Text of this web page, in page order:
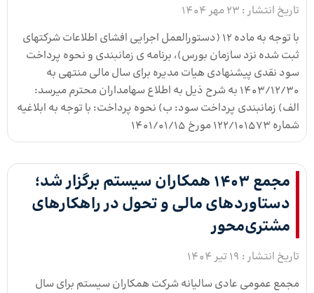
تاریخ انتشار : 23 مهر 1404
با توجه به ماده 12 (دستورالعمل اجرایی افشای اطلاعات شرکت­های
ثبت شده نزد سازمان بورس)، برنامه­ ی زمانبندی و نحوه پرداخت
سود نقدی پیشنهادی هیات مدیره برای سال مالی منتهی به
1403/12/30 به شرح ذیل به اطلاع سهامداران محترم می­رسد:
الف) زمانبندی پرداخت سود: ب) نحوه پرداخت: با توجه به ابلاغیه
شماره 122/101573 مورخ 1401/01/15
مجمع 1403 همکاران سیستم برگزار شد؛
دستاوردهای مالی و تحول در راهکارهای
مشتری‌محور
تاریخ انتشار : 19 تیر 1404
مجمع عمومی عادی سالیانه شرکت همکاران سیستم برای سال